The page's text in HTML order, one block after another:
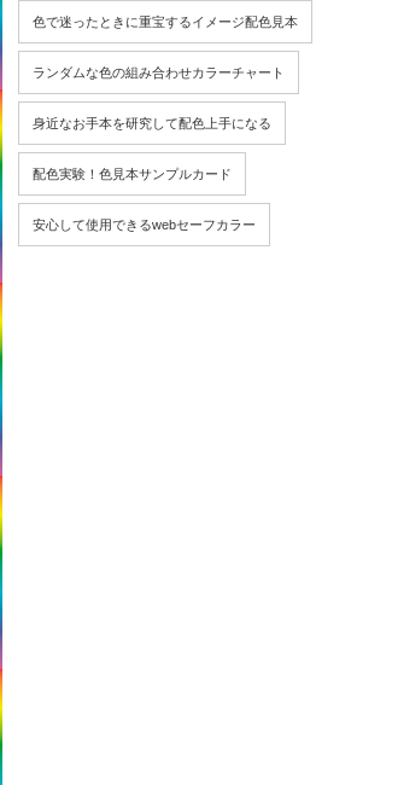
色で迷ったときに重宝するイメージ配色見本
ランダムな色の組み合わせカラーチャート
身近なお手本を研究して配色上手になる
配色実験！色見本サンプルカード
安心して使用できるwebセーフカラー